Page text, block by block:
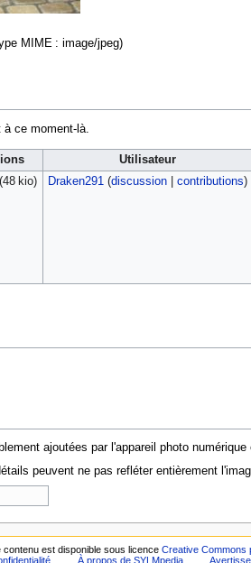
MIME : image/jpeg)
ce moment-là.
Utilisateur
(48 kio) Draken291 (discussion| contributions)
ajoutées par l'appareil photo
peuvent ne pas refléter entièrement
contenu est disponible sous licenceCreative Commons
À propos de SYLMpedia